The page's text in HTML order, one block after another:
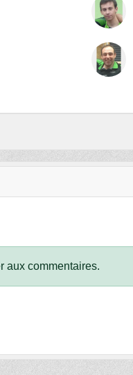
aux commentaires.